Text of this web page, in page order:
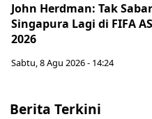
John Herdman: Tak
Singapura Lagi di FIFA
2026
Sabtu, 8 Agu 2026 - 14:24
Berita Terkini